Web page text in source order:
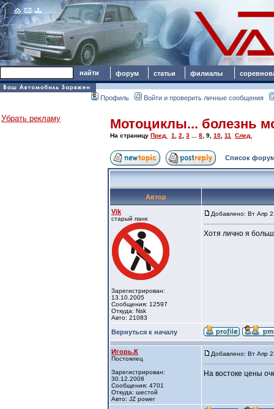
форум статьи филиалы
Профиль Войти и проверить личные сообщения
Убрать рекламу Мотоциклы... болезнь
На страницу Пред. 1 2 3 8 9 10 11 След.
Список
Автор
Vik
старый панк
Зарегистрирован:
13.10.2005
Сообщения: 12597
Откуда: Nsk
Авто: 21083
Добавлено: Вт Апр
Хотя лично я
Вернуться к началу
Игорь.К
Постоялец
Зарегистрирован:
30.12.2008
Сообщения: 4701
Откуда: шестой
Авто: JZ power
Добавлено: Вт Апр
На востоке цены